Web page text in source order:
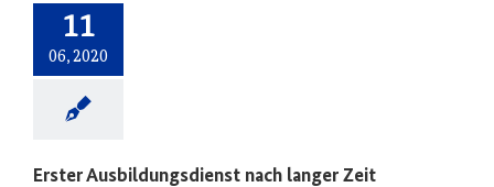
11
06, 2020
Erster Ausbildungsdienst nach langer Zeit